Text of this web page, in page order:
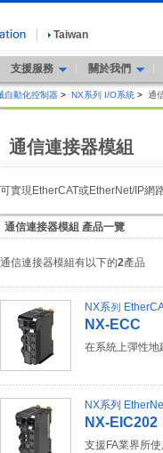
Taiwan
支援服務 關於我們
自動化控制器 > NX系列 I/O系統 > 通
通信連接器模組
可實現EtherCAT或EtherNet/IP網
通信連接器模組 產品一覽
通信連接器模組有以下的2產品
NX系列
NX-ECC
在系統上彈性地
NX系列
NX-EIC202
支援FA業界所